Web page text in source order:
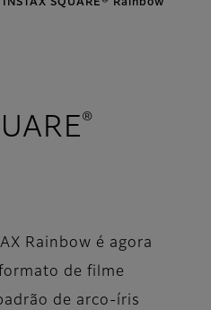
INSTAX SQUARE® Rainbow
®
Rainbow é agora
de filme
de arco-íris